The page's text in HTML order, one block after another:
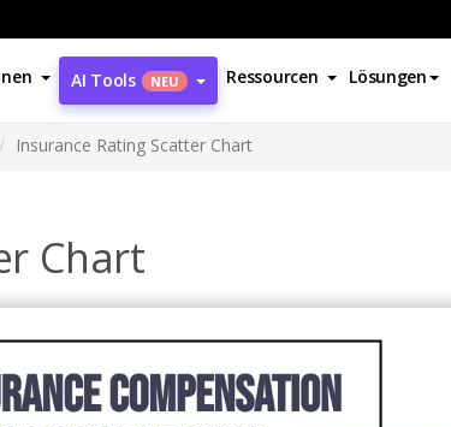
AI Tools NEU Ressourcen Lösungen
Insurance Rating Scatter Chart
Chart